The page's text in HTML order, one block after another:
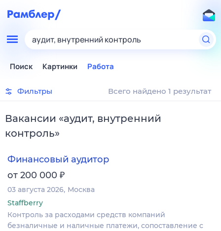
аудит, внутренний контроль
Поиск Картинки Работа
Фильтры Всего найдено 1 результат
Вакансии «аудит, внутренний
контроль»
Финансовый аудитор
от 200 000 ₽
03 августа 2026 Москва
Staffberry
Контроль за расходами средств компаний
безналичные и наличные платежи, сопоставление с